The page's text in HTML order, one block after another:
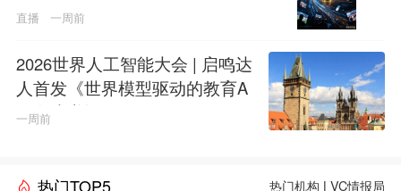
直播 一周前
2026世界人工智能大会 | 启鸣达
人首发《世界模型驱动的教育A
GI白皮书》
一周前
热门TOP5 热门机构 |VC情报局